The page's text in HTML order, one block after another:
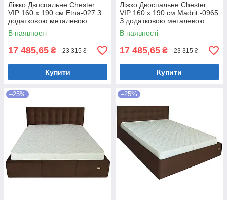
Ліжко Двоспальне Chester
VIP 160 х 190 см Etna-027 З
додатковою металевою
цільнозварною рамою
Коричневий
В наявності
17 485,65 ₴ 23 315 ₴
Купити
Ліжко Двоспальне Chester
VIP 160 х 190 см Madrit -0965
З додатковою металевою
цільнозварною рамою
Фіолетовий
В наявності
17 485,65 ₴ 23 315 ₴
Купити
–25% –25%